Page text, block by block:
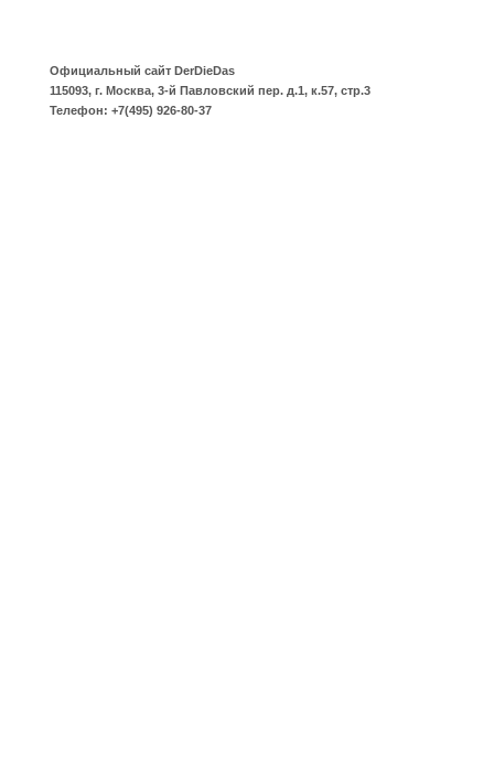
Официальный сайт DerDieDas
115093, г. Москва, 3-й Павловский пер. д.1, к.57, стр.3
Телефон: +7(495) 926-80-37